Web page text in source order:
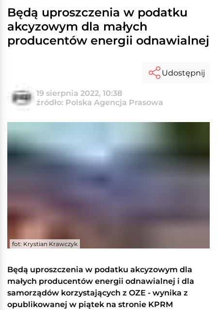
Będą uproszczenia w podatku
akcyzowym dla małych
producentów energii odnawialnej
19 sierpnia 2022, 10:38
źródło: Polska Agencja Prasowa
Udostępnij
fot: Krystian Krawczyk
Będą uproszczenia w podatku akcyzowym dla
małych producentów energii odnawialnej i dla
samorządów korzystających z OZE - wynika z
opublikowanej w piątek na stronie KPRM